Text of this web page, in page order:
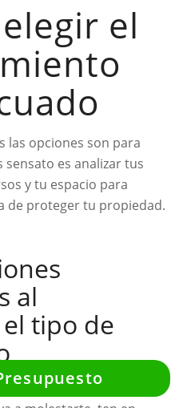
el
las opciones son para
es analizar tus
y tu espacio para
de proteger tu propiedad.
al
tipo de
algún cerramiento para